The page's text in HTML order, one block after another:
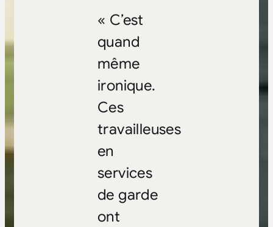
« C’est
quand
même
ironique.
Ces
travailleuses
en
services
de garde
ont